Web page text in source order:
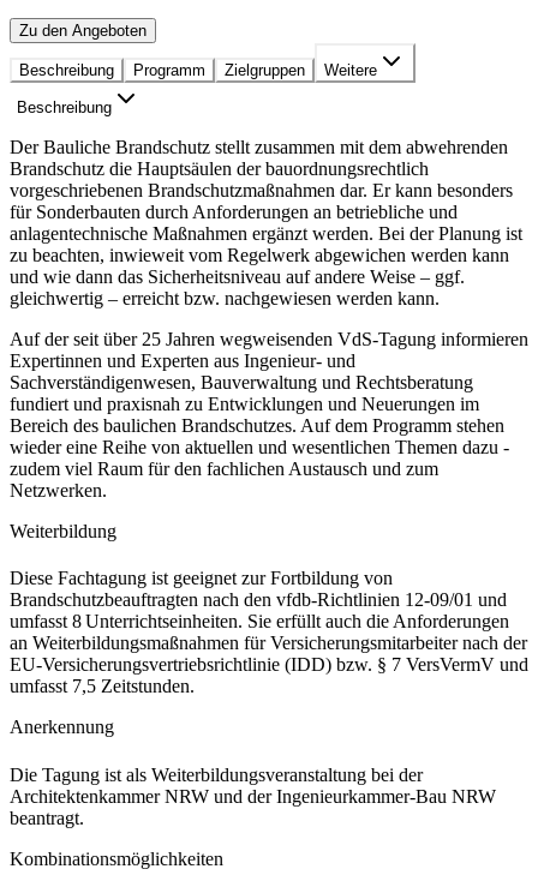
Zu den Angeboten
Beschreibung Programm Zielgruppen Weitere
Beschreibung
Der Bauliche Brandschutz stellt zusammen mit dem abwehrenden
Brandschutz die Hauptsäulen der bauordnungsrechtlich
vorgeschriebenen Brandschutzmaßnahmen dar. Er kann besonders
für Sonderbauten durch Anforderungen an betriebliche und
anlagentechnische Maßnahmen ergänzt werden. Bei der Planung ist
zu beachten, inwieweit vom Regelwerk abgewichen werden kann
und wie dann das Sicherheitsniveau auf andere Weise – ggf.
gleichwertig – erreicht bzw. nachgewiesen werden kann.
Auf der seit über 25 Jahren wegweisenden VdS-Tagung informieren
Expertinnen und Experten aus Ingenieur- und
Sachverständigenwesen, Bauverwaltung und Rechtsberatung
fundiert und praxisnah zu Entwicklungen und Neuerungen im
Bereich des baulichen Brandschutzes. Auf dem Programm stehen
wieder eine Reihe von aktuellen und wesentlichen Themen dazu -
zudem viel Raum für den fachlichen Austausch und zum
Netzwerken.
Weiterbildung
Diese Fachtagung ist geeignet zur Fortbildung von
Brandschutzbeauftragten nach den vfdb-Richtlinien 12-09/01 und
umfasst 8 Unterrichtseinheiten. Sie erfüllt auch die Anforderungen
an Weiterbildungsmaßnahmen für Versicherungsmitarbeiter nach der
EU-Versicherungsvertriebsrichtlinie (IDD) bzw. § 7 VersVermV und
umfasst 7,5 Zeitstunden.
Anerkennung
Die Tagung ist als Weiterbildungsveranstaltung bei der
Architektenkammer NRW und der Ingenieurkammer-Bau NRW
beantragt.
Kombinationsmöglichkeiten